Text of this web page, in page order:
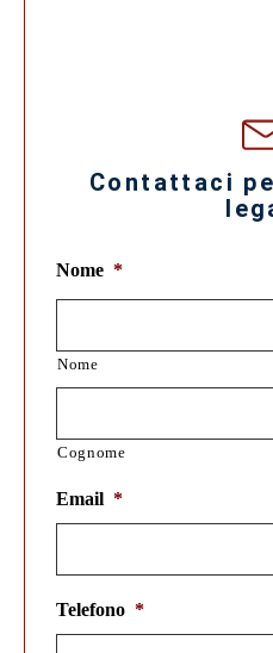
Contattaci
Nome *
Nome
Cognome
Email *
Telefono *